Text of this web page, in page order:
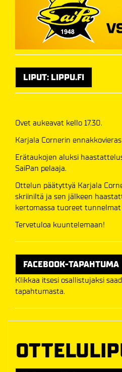
LIPUT: LIPPU.FI
Ovet aukeavat kello 17.30.
Karjala Cornerin
Erätaukojen aluksi
SaiPan pelaaja.
Ottelun päätyttyä Karjala
skriiniltä ja sen jälkeen
kertomassa tuoreet tunnelmat
Tervetuloa kuuntelemaan!
FACEBOOK-TAPAHTUMA
Klikkaa itsesi osallistujaksi
tapahtumasta.